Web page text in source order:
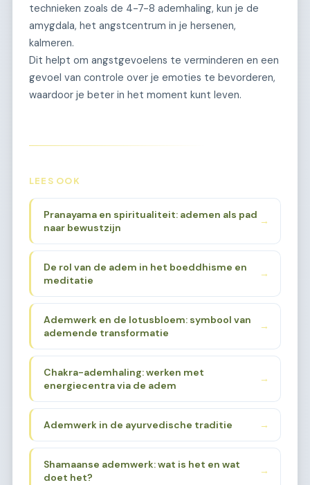
technieken zoals de 4-7-8 ademhaling, kun je de
amygdala, het angstcentrum in je hersenen,
kalmeren.
Dit helpt om angstgevoelens te verminderen en een
gevoel van controle over je emoties te bevorderen,
waardoor je beter in het moment kunt leven.
LEES OOK
Pranayama en spiritualiteit: ademen als pad
naar bewustzijn
→
De rol van de adem in het boeddhisme en
meditatie
→
Ademwerk en de lotusbloem: symbool van
ademende transformatie
→
Chakra-ademhaling: werken met
energiecentra via de adem
→
Ademwerk in de ayurvedische traditie →
Shamaanse ademwerk: wat is het en wat
doet het?
→